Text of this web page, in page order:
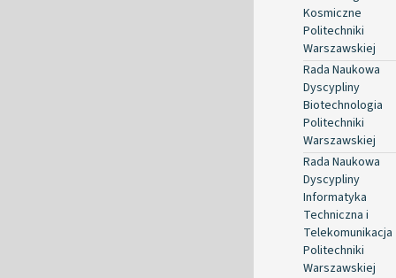
Kosmiczne
Politechniki
Warszawskiej
Rada Naukowa
Dyscypliny
Biotechnologia
Politechniki
Warszawskiej
Rada Naukowa
Dyscypliny
Informatyka
Techniczna i
Telekomunikacja
Politechniki
Warszawskiej